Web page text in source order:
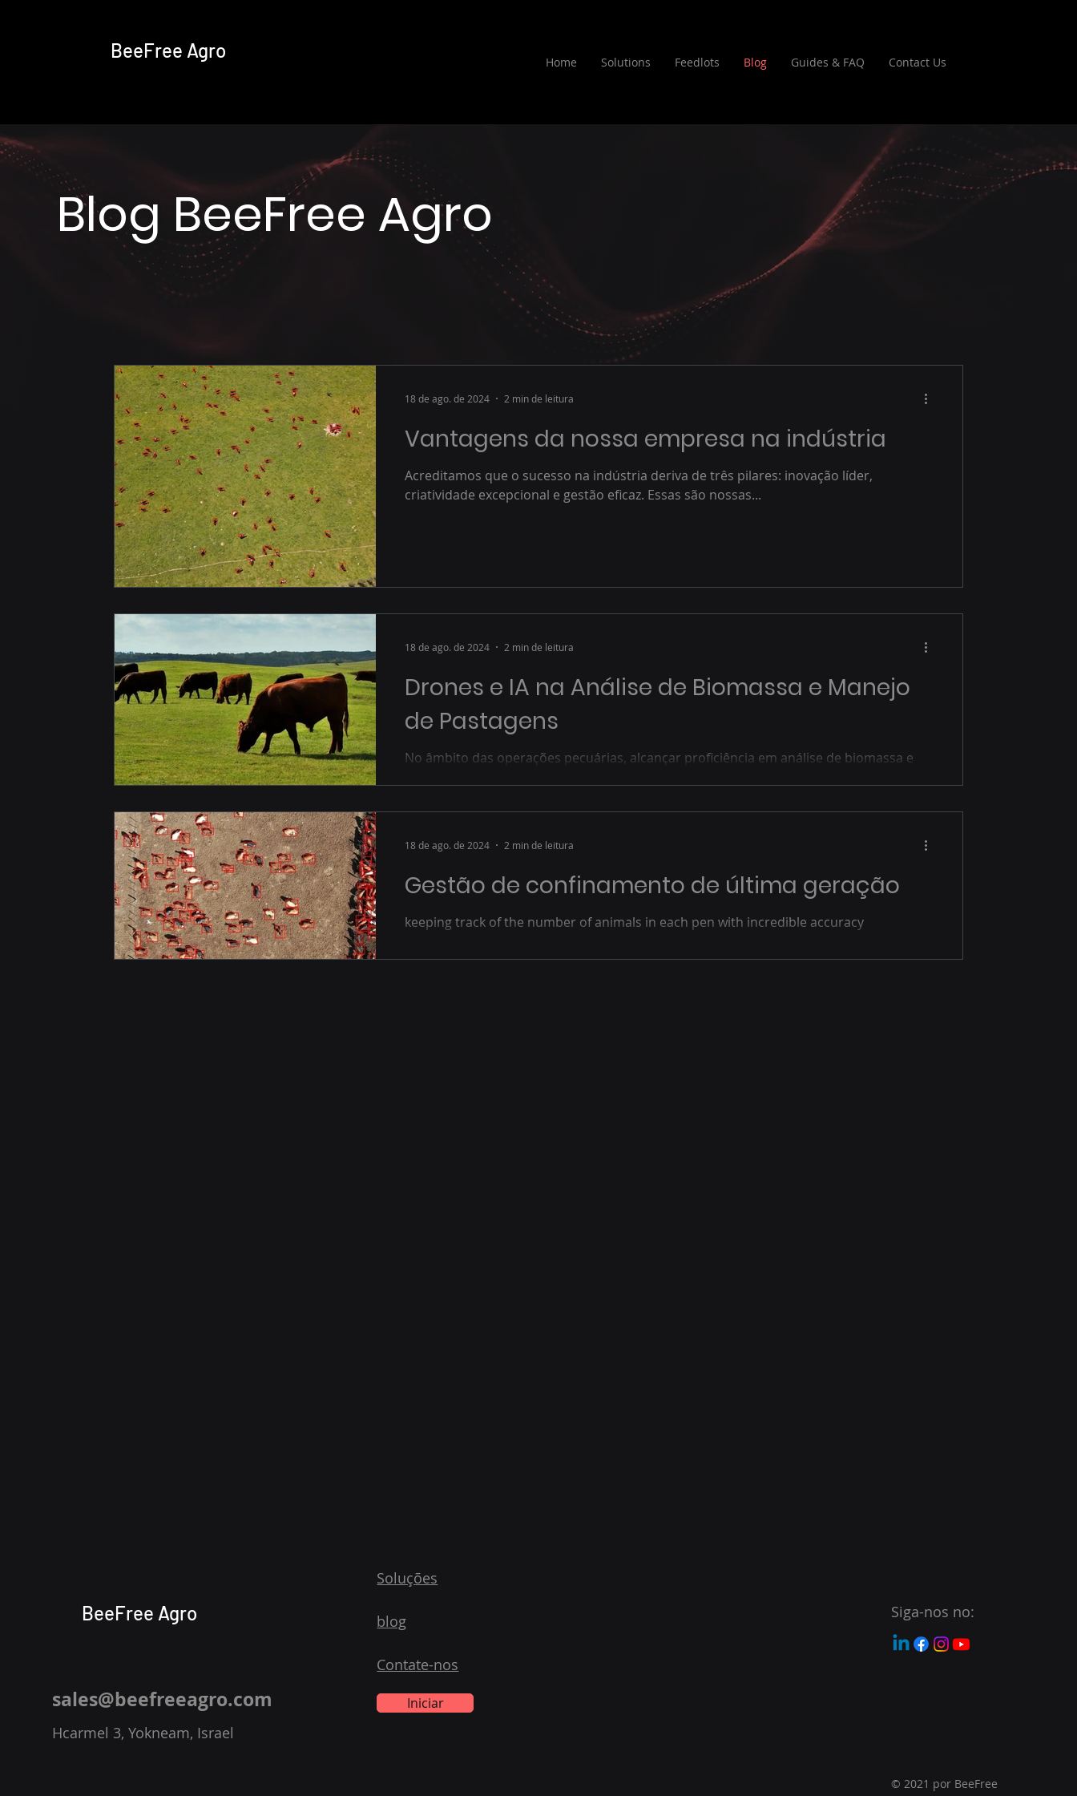
BeeFree Agro
Home Solutions Feedlots Blog Guides & FAQ Contact Us
Blog BeeFree Agro
Vantagens da nossa empresa na indústria
Acreditamos que o sucesso na indústria deriva de três pilares: inovação líder,
criatividade excepcional e gestão eficaz. Essas são nossas...
18 de ago. de 2024 2 min de leitura
Drones e IA na Análise de Biomassa e Manejo
de Pastagens
No âmbito das operações pecuárias, alcançar proficiência em análise de biomassa e
18 de ago. de 2024 2 min de leitura
Gestão de confinamento de última geração
keeping track of the number of animals in each pen with incredible accuracy
18 de ago. de 2024 2 min de leitura
BeeFree Agro
sales@beefreeagro.com
Hcarmel 3, Yokneam, Israel
Soluções
blog
Contate-nos
Iniciar
Siga-nos no:
© 2021 por BeeFree